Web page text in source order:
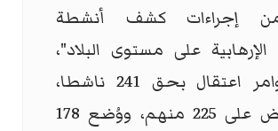
إجراءات كشف أنشطة
على مستوى البلاد"،
وصدرت أوامر اعتقال بحق 241 ناشطا،
وأُلقي القبض على 225 منهم، ووُضع 178